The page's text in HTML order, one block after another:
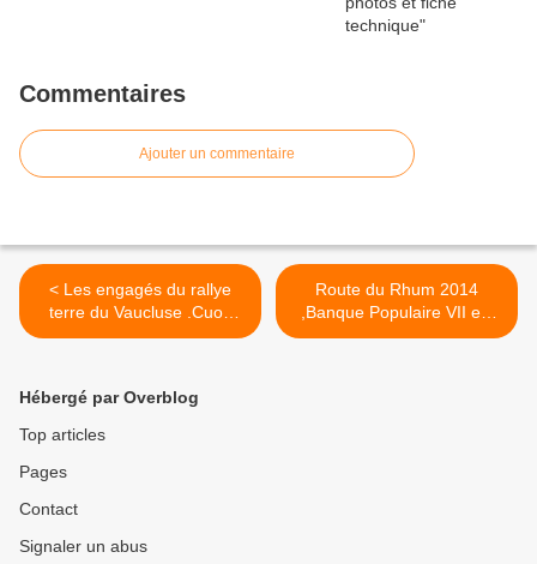
Commentaires
Ajouter un commentaire
< Les engagés du rallye
terre du Vaucluse .Cuoq
arrive en leader
Route du Rhum 2014
,Banque Populaire VII est
leader >
Hébergé par Overblog
Top articles
Pages
Contact
Signaler un abus